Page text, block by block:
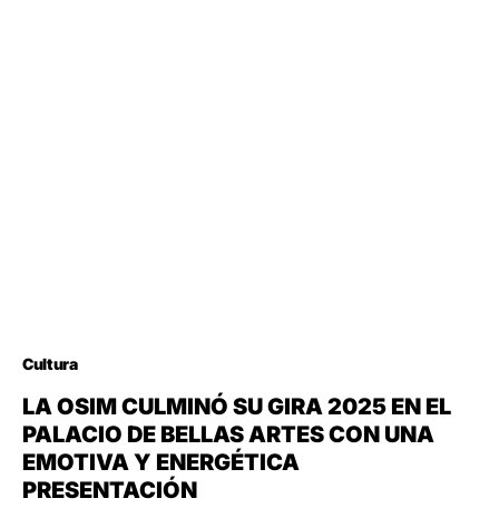
Cultura
LA OSIM CULMINÓ SU GIRA 2025 EN EL
PALACIO DE BELLAS ARTES CON UNA
EMOTIVA Y ENERGÉTICA
PRESENTACIÓN